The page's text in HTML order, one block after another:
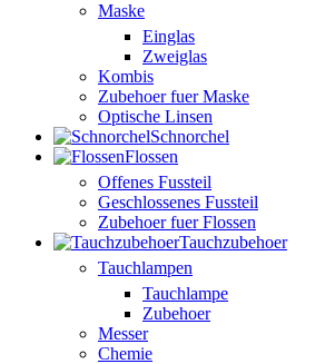
Maske
Einglas
Zweiglas
Kombis
Zubehoer fuer Maske
Optische Linsen
Schnorchel
Flossen
Offenes Fussteil
Geschlossenes Fussteil
Zubehoer fuer Flossen
Tauchzubehoer
Tauchlampen
Tauchlampe
Zubehoer
Messer
Chemie